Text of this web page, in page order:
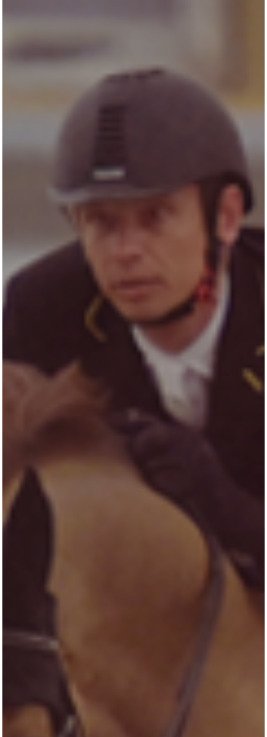
AKTUELLES
LUDGER BEERBAUM
HENGSTSTATION
TURNIERSTALL
KONTAKT